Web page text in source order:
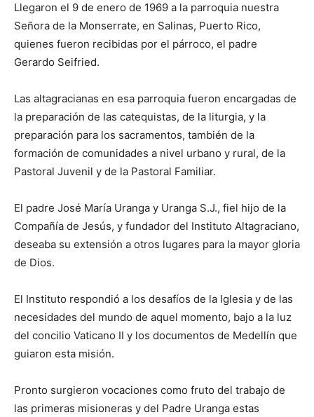
Llegaron el 9 de enero de 1969 a la parroquia nuestra
Señora de la Mon­serrate, en Salinas, Puerto Rico,
quienes fueron reci­bidas por el párroco, el padre
Gerardo Seifried.
Las altagracianas en esa parroquia fueron encarga­das de
la preparación de las catequistas, de la liturgia, y la
preparación para los sacramentos, también de la
formación de comunidades a nivel urbano y rural, de la
Pastoral Juvenil y de la Pastoral Familiar.
El padre José María Uranga y Uranga S.J., fiel hijo de la
Compañía de Jesús, y fundador del Ins­tituto Altagraciano,
deseaba su extensión a otros lugares para la mayor gloria
de Dios.
El Instituto respondió a los desafíos de la Iglesia y de las
necesidades del mundo de aquel momento, bajo a la luz
del concilio Vaticano II y los documentos de Me­dellín que
guia­ron esta misión.
Pronto surgieron vocaciones como fruto del trabajo de
las primeras misio­neras y del Padre Uranga estas